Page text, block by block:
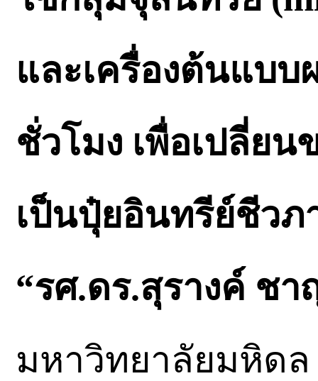
และเครื่องต้นแบบ
ชั่วโมง เพื่อเปลี่ย
เป็นปุ๋ยอินทรีย์ชีว
“รศ.ดร.สุรางค์ ช
มหาวิทยาลัยมหิดล